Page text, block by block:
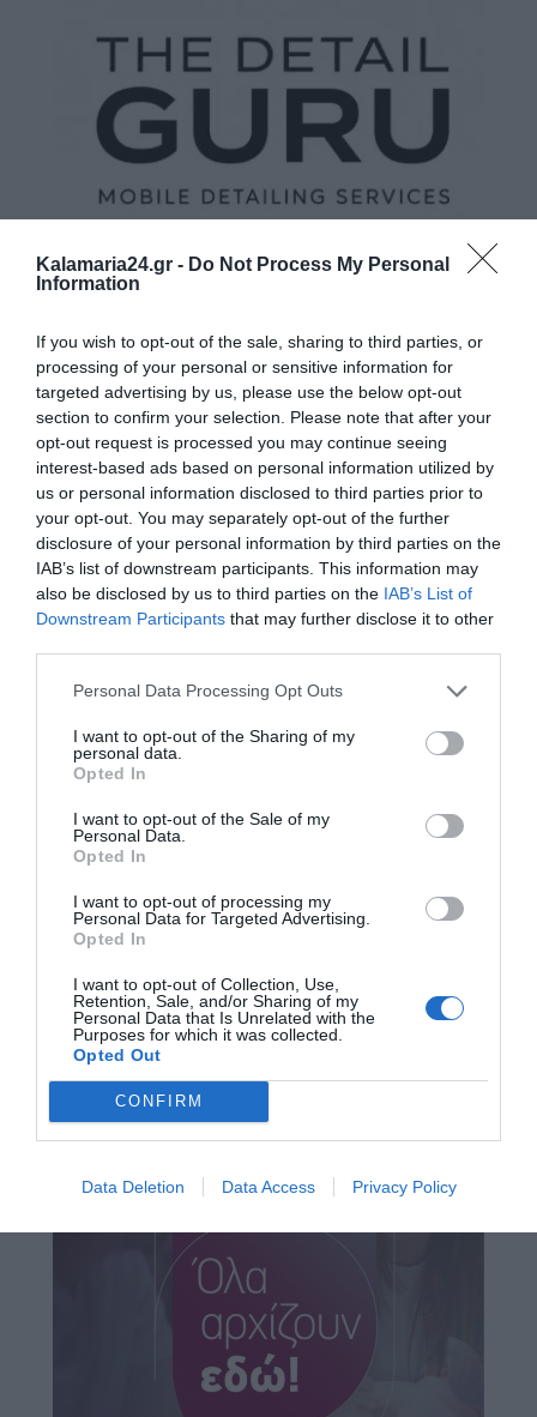
Kalamaria24.gr - Do Not Process My Personal
Information
If you wish to opt-out of the sale, sharing to third parties, or
processing of your personal or sensitive information for
targeted advertising by us, please use the below opt-out
section to confirm your selection. Please note that after your
opt-out request is processed you may continue seeing
interest-based ads based on personal information utilized by
us or personal information disclosed to third parties prior to
your opt-out. You may separately opt-out of the further
disclosure of your personal information by third parties on the
IAB’s list of downstream participants. This information may
also be disclosed by us to third parties on the IAB’s List of
Downstream Participants that may further disclose it to other
Personal Data Processing Opt Outs
I want to opt-out of the Sharing of my
personal data.
Opted In
I want to opt-out of the Sale of my
Personal Data.
Opted In
I want to opt-out of processing my
Personal Data for Targeted Advertising.
Opted In
I want to opt-out of Collection, Use,
Retention, Sale, and/or Sharing of my
Personal Data that Is Unrelated with the
Purposes for which it was collected.
Opted Out
CONFIRM
Data Deletion Data Access Privacy Policy